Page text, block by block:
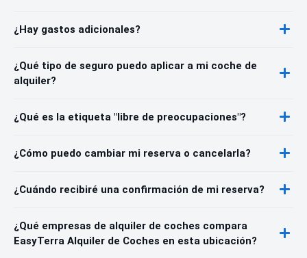
¿Hay gastos adicionales?
¿Qué tipo de seguro puedo aplicar a mi coche de
alquiler?
¿Qué es la etiqueta "libre de preocupaciones"?
¿Cómo puedo cambiar mi reserva o cancelarla?
¿Cuándo recibiré una confirmación de mi reserva?
¿Qué empresas de alquiler de coches compara
EasyTerra Alquiler de Coches en esta ubicación?